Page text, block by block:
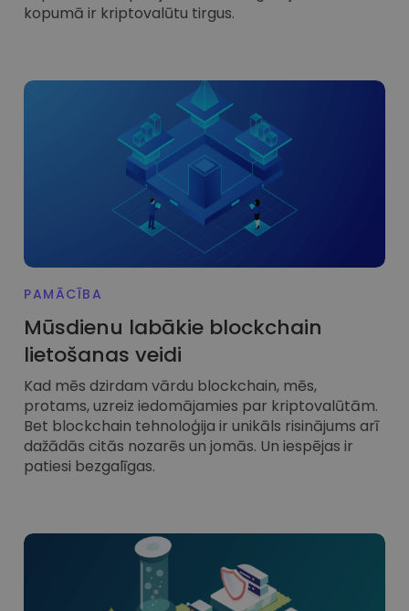
kopumā ir kriptovalūtu tirgus.
PAMĀCĪBA
Mūsdienu labākie blockchain
lietošanas veidi
Kad mēs dzirdam vārdu blockchain, mēs,
protams, uzreiz iedomājamies par kriptovalūtām.
Bet blockchain tehnoloģija ir unikāls risinājums arī
dažādās citās nozarēs un jomās. Un iespējas ir
patiesi bezgalīgas.